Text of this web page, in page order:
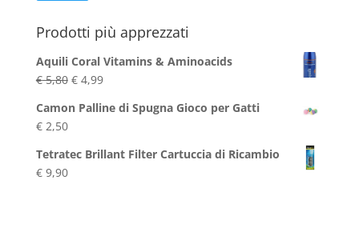
Prodotti più apprezzati
Aquili Coral Vitamins & Aminoacids
€5,80 Il
originale
€ 5,80.
€4,99Il
attuale
€ 4,99.
Camon Palline di Spugna Gioco per Gatti
€2,50
Tetratec Brillant Filter Cartuccia di Ricambio
€9,90